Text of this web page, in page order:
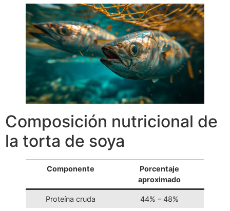
Composición nutricional de
la torta de soya
Componente
Porcentaje
aproximado
Proteína cruda 44% – 48%